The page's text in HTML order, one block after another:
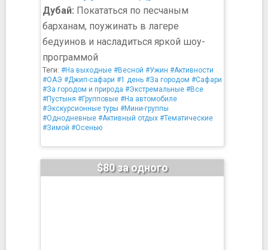
Дубай: Покататься по песчаным
барханам, поужинать в лагере
бедуинов и насладиться яркой шоу-
программой
Теги: #На выходные #Весной #Ужин #Активности
#ОАЭ #Джип-сафари #1 день #За городом #Сафари
#За городом и природа #Экстремальные #Все
#Пустыня #Групповые #На автомобиле
#Экскурсионные туры #Мини-группы
#Однодневные #Активный отдых #Тематические
#Зимой #Осенью
$80 за одного